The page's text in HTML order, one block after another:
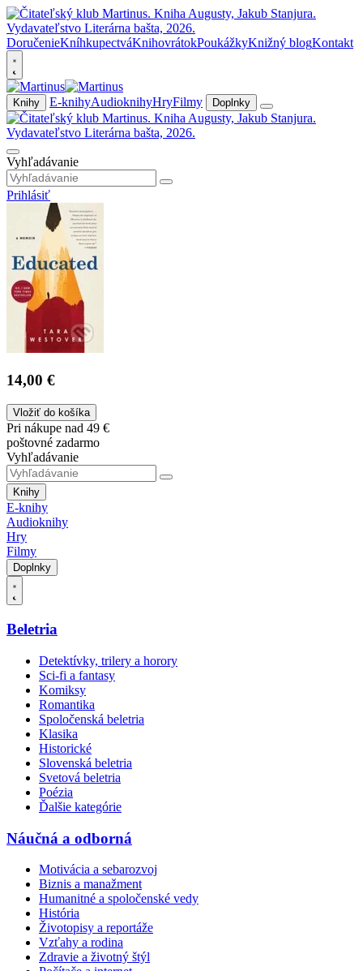
DoručenieKníhkupectváKnihovrátokPoukážkyKnižný blogKontakt
Knihy E-knihyAudioknihyHryFilmy Doplnky
Vyhľadávanie
Prihlásiť
14,00 €
Vložiť do košíka
Pri nákupe nad 49 €
poštovné zadarmo
Vyhľadávanie
Knihy
E-knihy
Audioknihy
Hry
Filmy
Doplnky
Beletria
Detektívky, trilery a horory
Sci-fi a fantasy
Komiksy
Romantika
Spoločenská beletria
Klasika
Historické
Slovenská beletria
Svetová beletria
Poézia
Ďalšie kategórie
Náučná a odborná
Motivácia a sebarozvoj
Biznis a manažment
Humanitné a spoločenské vedy
História
Životopisy a reportáže
Vzťahy a rodina
Zdravie a životný štýl